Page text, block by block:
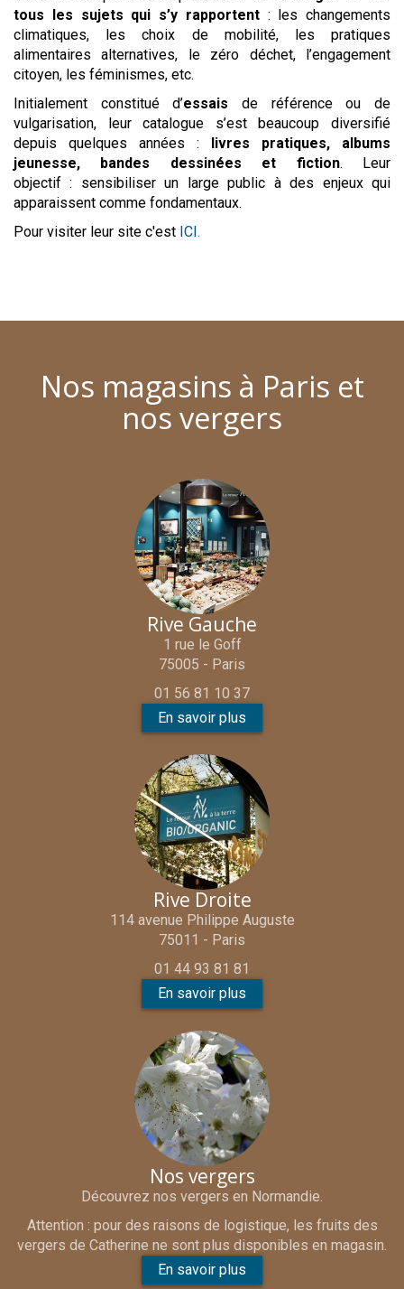
tous les sujets qui s’y rapportent: les changements
climatiques, les choix de mobilité, les pratiques
alimentaires alternatives, le zéro déchet, l’engagement
citoyen, les féminismes, etc.
Initialement constitué d’essais de référence ou de
vulgarisation, leur catalogue s’est beaucoup diversifié
depuis quelques années : livres pratiques, albums
jeunesse, bandes dessinées et fiction. Leur
objectif : sensibiliser un large public à des enjeux qui
apparaissent comme fondamentaux.
Pour visiter leur site c'est ICI.
Nos magasins à Paris et
nos vergers
Rive Gauche
1 rue le Goff
75005 - Paris
01 56 81 10 37
En savoir plus
Rive Droite
114 avenue Philippe Auguste
75011 - Paris
01 44 93 81 81
En savoir plus
Nos vergers
Découvrez nos vergers en Normandie.
Attention : pour des raisons de logistique, les fruits des
vergers de Catherine ne sont plus disponibles en magasin.
En savoir plus